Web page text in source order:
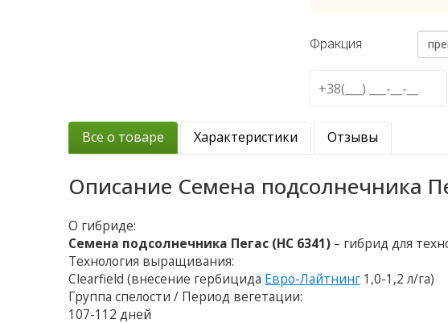
Фракция
Все о товаре Характеристики Отзывы
Описание Семена подсолнечника
О гибриде:
Семена подсолнечника Пегас (НС 6341) – гибрид для
Технология выращивания:
Clearfield (внесение гербицида Евро-Лайтнинг 1,0-1,2 л/га)
Группа спелости / Период вегетации:
107-112 дней